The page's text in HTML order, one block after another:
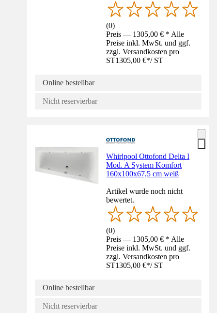
(0)
Preis — 1305,00 € * Alle
Preise inkl. MwSt. und ggf.
zzgl. Versandkosten pro
ST1305,00 €*/ ST
Online bestellbar
Nicht reservierbar
Whirlpool Ottofond Delta I
Mod. A System Komfort
160x100x67,5 cm weiß
Artikel wurde noch nicht
bewertet.
(0)
Preis — 1305,00 € * Alle
Preise inkl. MwSt. und ggf.
zzgl. Versandkosten pro
ST1305,00 €*/ ST
Online bestellbar
Nicht reservierbar